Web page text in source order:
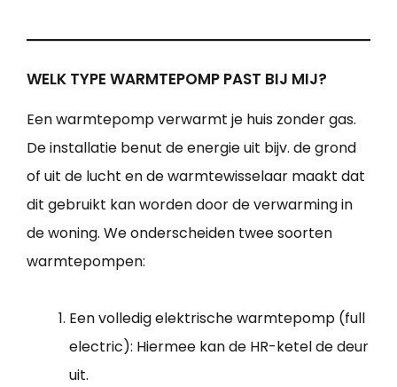
WELK TYPE WARMTEPOMP PAST BIJ MIJ?
Een warmtepomp verwarmt je huis zonder gas.
De installatie benut de energie uit bijv. de grond
of uit de lucht en de warmtewisselaar maakt dat
dit gebruikt kan worden door de verwarming in
de woning. We onderscheiden twee soorten
warmtepompen:
Een volledig elektrische warmtepomp (full
electric): Hiermee kan de HR-ketel de deur
uit.